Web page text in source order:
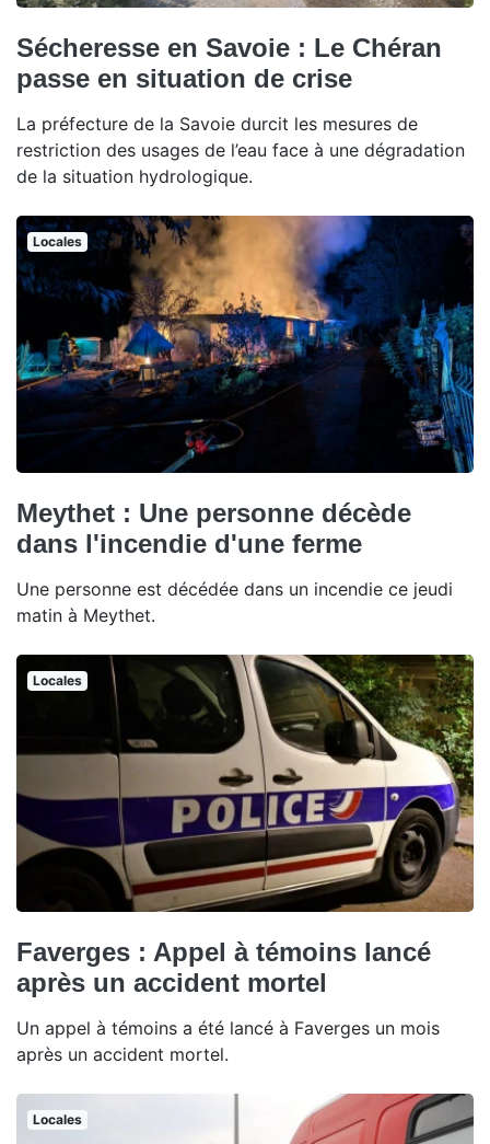
Sécheresse en Savoie : Le Chéran
passe en situation de crise
La préfecture de la Savoie durcit les mesures de
restriction des usages de l’eau face à une dégradation
de la situation hydrologique.
Locales
Meythet : Une personne décède
dans l'incendie d'une ferme
Une personne est décédée dans un incendie ce jeudi
matin à Meythet.
Locales
Faverges : Appel à témoins lancé
après un accident mortel
Un appel à témoins a été lancé à Faverges un mois
après un accident mortel.
Locales